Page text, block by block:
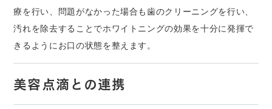
療を行い、問題がなかった場合も歯のクリーニングを行い、
汚れを除去することでホワイトニングの効果を十分に発揮で
きるようにお口の状態を整えます。
美容点滴との連携